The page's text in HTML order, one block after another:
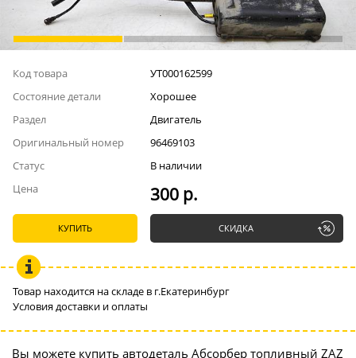
Код товара
УТ000162599
Состояние детали
Хорошее
Раздел
Двигатель
Оригинальный номер
96469103
Статус
В наличии
Цена
300 р.
КУПИТЬ СКИДКА
Товар находится на складе в г.Екатеринбург
Условия доставки и оплаты
Вы можете купить автодеталь Абсорбер топливный ZAZ